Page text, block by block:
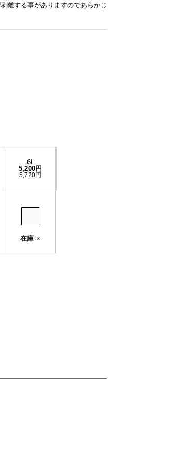
離する事がありますのであらかじ
6L
5,200円
5,720円
在庫 ×